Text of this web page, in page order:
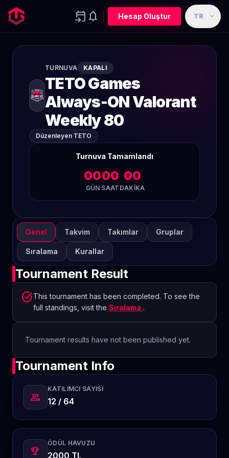
event_upcoming notifications Hesap Oluştur TR expand_more
TURNUVA KAPALI
TETO Games
Always-ON Valorant
Weekly 80
Düzenleyen TETO
Turnuva Tamamlandı
00
GÜN
00
SAAT
00
DAKIKA
Genel Takvim Takımlar Gruplar
Sıralama Kurallar
Tournament Result
task_altThis tournament has been completed. To see the
full standings, visit the Sıralama .
Tournament results have not been published yet.
Tournament Info
group
KATILIMCI SAYISI
12 / 64
emoji_events
ÖDÜL HAVUZU
2000 TL